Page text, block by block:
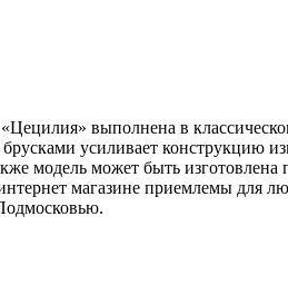
выполнена в
усиливает конструкцию
модель может быть
магазине приемлемы для